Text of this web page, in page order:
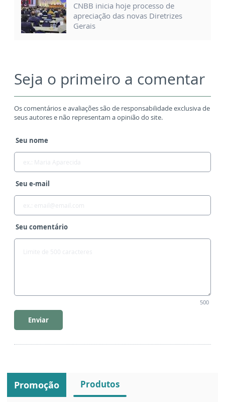
CNBB inicia hoje processo de
apreciação das novas Diretrizes
Gerais
Seja o primeiro a comentar
Os comentários e avaliações são de responsabilidade exclusiva de
seus autores e não representam a opinião do site.
Seu nome
Seu e-mail
Seu comentário
500
Enviar
Promoção Produtos